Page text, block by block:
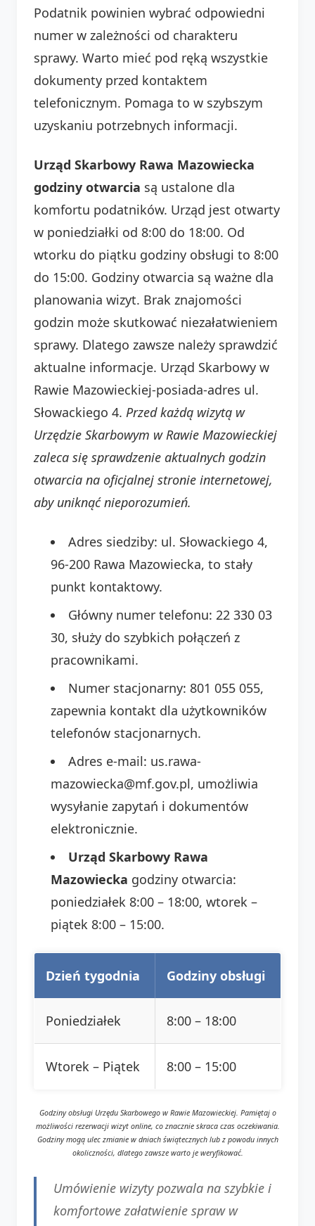
Podatnik powinien wybrać odpowiedni
numer w zależności od charakteru
sprawy. Warto mieć pod ręką wszystkie
dokumenty przed kontaktem
telefonicznym. Pomaga to w szybszym
uzyskaniu potrzebnych informacji.
Urząd Skarbowy Rawa Mazowiecka
godziny otwarcia są ustalone dla
komfortu podatników. Urząd jest otwarty
w poniedziałki od 8:00 do 18:00. Od
wtorku do piątku godziny obsługi to 8:00
do 15:00. Godziny otwarcia są ważne dla
planowania wizyt. Brak znajomości
godzin może skutkować niezałatwieniem
sprawy. Dlatego zawsze należy sprawdzić
aktualne informacje. Urząd Skarbowy w
Rawie Mazowieckiej-posiada-adres ul.
Słowackiego 4. Przed każdą wizytą w
Urzędzie Skarbowym w Rawie Mazowieckiej
zaleca się sprawdzenie aktualnych godzin
otwarcia na oficjalnej stronie internetowej,
aby uniknąć nieporozumień.
Adres siedziby: ul. Słowackiego 4,
96-200 Rawa Mazowiecka, to stały
punkt kontaktowy.
Główny numer telefonu: 22 330 03
30, służy do szybkich połączeń z
pracownikami.
Numer stacjonarny: 801 055 055,
zapewnia kontakt dla użytkowników
telefonów stacjonarnych.
Adres e-mail: us.rawa-
mazowiecka@mf.gov.pl, umożliwia
wysyłanie zapytań i dokumentów
elektronicznie.
Urząd Skarbowy Rawa
Mazowiecka godziny otwarcia:
poniedziałek 8:00 – 18:00, wtorek –
piątek 8:00 – 15:00.
Dzień tygodnia Godziny obsługi
Poniedziałek 8:00 – 18:00
Wtorek – Piątek 8:00 – 15:00
Godziny obsługi Urzędu Skarbowego w Rawie Mazowieckiej. Pamiętaj o
możliwości rezerwacji wizyt online, co znacznie skraca czas oczekiwania.
Godziny mogą ulec zmianie w dniach świątecznych lub z powodu innych
okoliczności, dlatego zawsze warto je weryfikować.
Umówienie wizyty pozwala na szybkie i
komfortowe załatwienie spraw w